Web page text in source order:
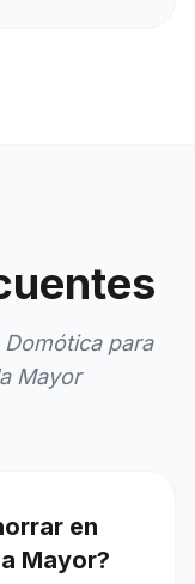
para
Mayor
en
Mayor?